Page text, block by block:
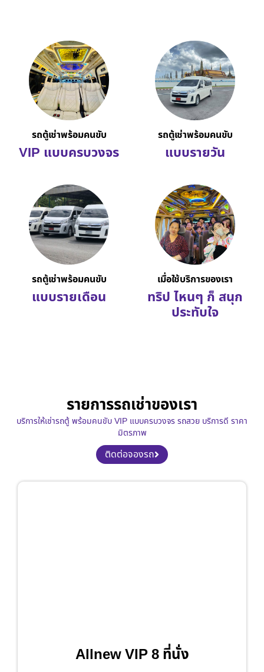
รถตู้เช่าพร้อมคนขับ
VIP แบบครบวงจร
รถตู้เช่าพร้อมคนขับ
แบบรายวัน
รถตู้เช่าพร้อมคนขับ
แบบรายเดือน
เมื่อใช้บริการของเรา
ทริป ไหนๆ ก็ สนุก
ประทับใจ
รายการรถเช่าของเรา
บริการให้เช่ารถตู้ พร้อมคนขับ VIP แบบครบวงจร รถสวย บริการดี ราคา
มิตรภาพ
ติดต่อจองรถ
Allnew VIP 8 ที่นั่ง